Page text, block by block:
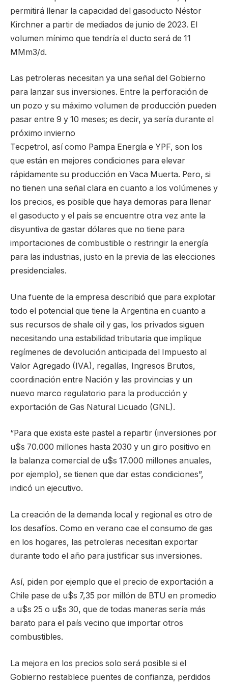
permitirá llenar la capacidad del gasoducto Néstor
Kirchner a partir de mediados de junio de 2023. El
volumen mínimo que tendría el ducto será de 11
MMm3/d.
Las petroleras necesitan ya una señal del Gobierno
para lanzar sus inversiones. Entre la perforación de
un pozo y su máximo volumen de producción pueden
pasar entre 9 y 10 meses; es decir, ya sería durante el
próximo invierno
Tecpetrol, así como Pampa Energía e YPF, son los
que están en mejores condiciones para elevar
rápidamente su producción en Vaca Muerta. Pero, si
no tienen una señal clara en cuanto a los volúmenes y
los precios, es posible que haya demoras para llenar
el gasoducto y el país se encuentre otra vez ante la
disyuntiva de gastar dólares que no tiene para
importaciones de combustible o restringir la energía
para las industrias, justo en la previa de las elecciones
presidenciales.
Una fuente de la empresa describió que para explotar
todo el potencial que tiene la Argentina en cuanto a
sus recursos de shale oil y gas, los privados siguen
necesitando una estabilidad tributaria que implique
regímenes de devolución anticipada del Impuesto al
Valor Agregado (IVA), regalías, Ingresos Brutos,
coordinación entre Nación y las provincias y un
nuevo marco regulatorio para la producción y
exportación de Gas Natural Licuado (GNL).
“Para que exista este pastel a repartir (inversiones por
u$s 70.000 millones hasta 2030 y un giro positivo en
la balanza comercial de u$s 17.000 millones anuales,
por ejemplo), se tienen que dar estas condiciones”,
indicó un ejecutivo.
La creación de la demanda local y regional es otro de
los desafíos. Como en verano cae el consumo de gas
en los hogares, las petroleras necesitan exportar
durante todo el año para justificar sus inversiones.
Así, piden por ejemplo que el precio de exportación a
Chile pase de u$s 7,35 por millón de BTU en promedio
a u$s 25 o u$s 30, que de todas maneras sería más
barato para el país vecino que importar otros
combustibles.
La mejora en los precios solo será posible si el
Gobierno restablece puentes de confianza, perdidos